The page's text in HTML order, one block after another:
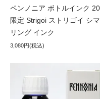
ペンノニア ボトルインク
限定 Strigoi ストリゴイ シ
リング インク
3,080円(税込)